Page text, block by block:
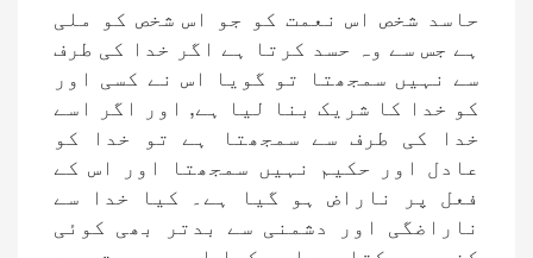
حاسد شخص اس نعمت کو جو اس شخص کو ملی
ہے جس سے وہ حسد کرتا ہے اگر خدا کی طرف
سے نہیں سمجھتا تو گویا اس نے کسی اور
کو خدا کا شریک بنا لیا ہے, اور اگر اسے
خدا کی طرف سے سمجھتا ہے تو خدا کو
عادل اور حکیم نہیں سمجھتا اور اس کے
فعل پر ناراض ہو گیا ہے۔ کیا خدا سے
ناراضگی اور دشمنی سے بدتر بھی کوئی